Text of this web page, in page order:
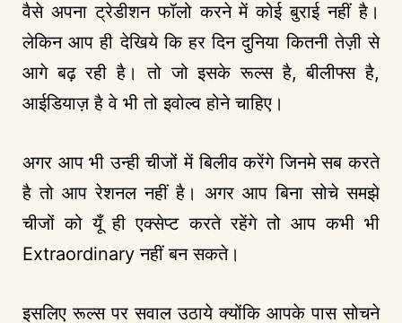
वैसे अपना ट्रेडीशन फॉलो करने में कोई बुराई नहीं है।
लेकिन आप ही देखिये कि हर दिन दुनिया कितनी तेज़ी से
आगे बढ़ रही है। तो जो इसके रूल्स है, बीलीफ्स है,
आईडियाज़ है वे भी तो इवोल्व होने चाहिए।
अगर आप भी उन्ही चीजों में बिलीव करेंगे जिनमे सब करते
है तो आप रेशनल नहीं है। अगर आप बिना सोचे समझे
चीजों को यूँ ही एक्सेप्ट करते रहेंगे तो आप कभी भी
Extraordinary नहीं बन सकते।
इसलिए रूल्स पर सवाल उठाये क्योंकि आपके पास सोचने